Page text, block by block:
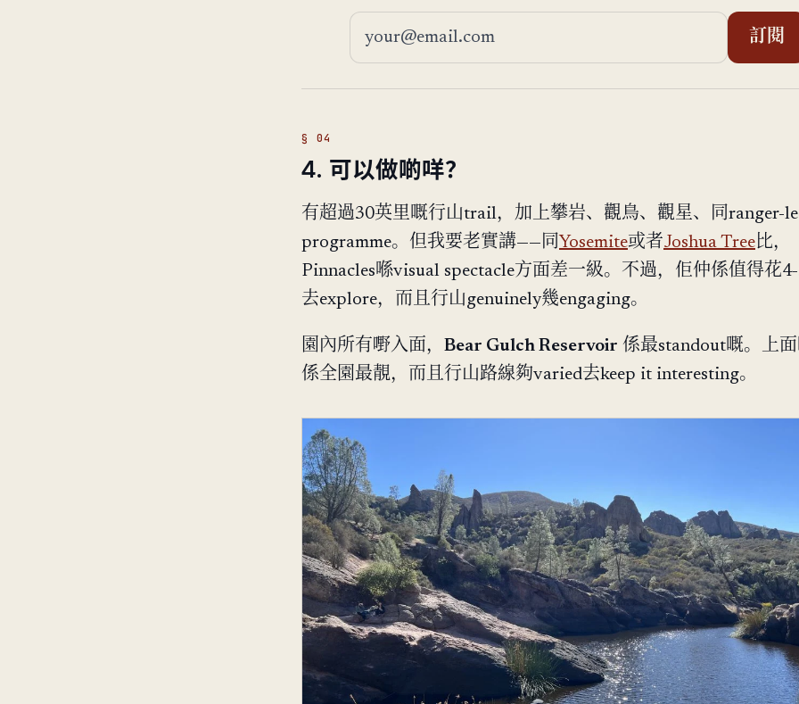
電郵地址
訂閱
4. 可以做啲咩？
有超過30英里嘅行山trail，加上攀岩、觀鳥、觀星、同ranger-
programme。但我要老實講——同 Yosemite或者Joshua Tree 比，
Pinnacles喺visual spectacle方面差一級。不過，佢仲係值得花
去explore，而且行山genuinely幾engaging。
園內所有嘢入面， Bear Gulch Reservoir 係最standout嘅。上
係全園最靚，而且行山路線夠varied去keep it interesting。